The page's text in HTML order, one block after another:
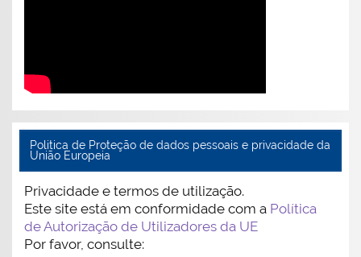
Politica de Proteção de dados pessoais e privacidade da
União Europeia
Privacidade e termos de utilização.
Este site está em conformidade com a Política
de Autorização de Utilizadores da UE
Por favor, consulte: